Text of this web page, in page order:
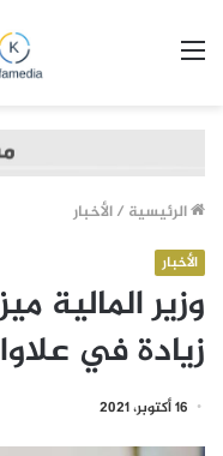
الرئيسية /الأخبار
الأخبار
زيادة في
16 أكتوبر، 2021